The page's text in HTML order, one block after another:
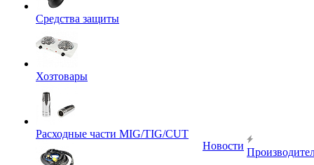
Средства защиты
Хозтовары
Расходные части MIG/TIG/CUT
Новости